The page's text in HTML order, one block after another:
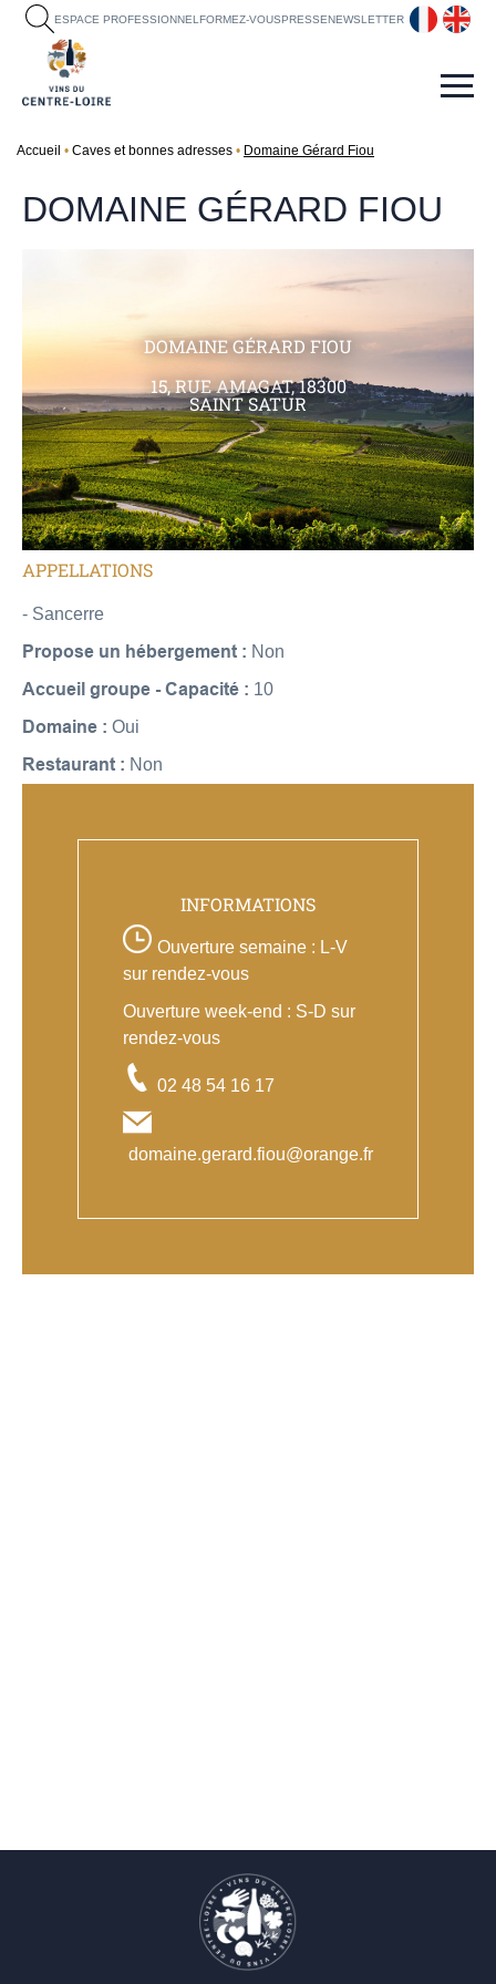
ESPACE PROFESSIONNEL FORMEZ-VOUSPRESSENEWSLETTER fr en
Accueil Caves et bonnes adresses Domaine Gérard Fiou
DOMAINE GÉRARD FIOU
DOMAINE GÉRARD FIOU
15, RUE AMAGAT, 18300
SAINT SATUR
APPELLATIONS
- Sancerre
Propose un hébergement : Non
Accueil groupe - Capacité : 10
Domaine : Oui
Restaurant : Non
INFORMATIONS
Ouverture semaine : L-V
sur rendez-vous
Ouverture week-end : S-D sur
rendez-vous
02 48 54 16 17
domaine.gerard.fiou@orange.fr